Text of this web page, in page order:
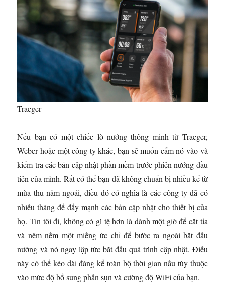
Traeger
Nếu bạn có một chiếc lò nướng thông minh từ Traeger,
Weber hoặc một công ty khác, bạn sẽ muốn cắm nó vào và
kiểm tra các bản cập nhật phần mềm trước phiên nướng đầu
tiên của mình. Rất có thể bạn đã không chuẩn bị nhiều kể từ
mùa thu năm ngoái, điều đó có nghĩa là các công ty đã có
nhiều tháng để đẩy mạnh các bản cập nhật cho thiết bị của
họ. Tin tôi đi, không có gì tệ hơn là dành một giờ để cắt tỉa
và nêm nếm một miếng ức chỉ để bước ra ngoài bắt đầu
nướng và nó ngay lập tức bắt đầu quá trình cập nhật. Điều
này có thể kéo dài đáng kể toàn bộ thời gian nấu tùy thuộc
vào mức độ bổ sung phần sụn và cường độ WiFi của bạn.